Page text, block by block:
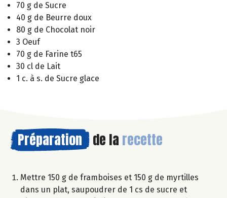
70 g de Sucre
40 g de Beurre doux
80 g de Chocolat noir
3 Oeuf
70 g de Farine t65
30 cl de Lait
1 c. à s. de Sucre glace
Préparation de la recette
Mettre 150 g de framboises et 150 g de myrtilles
dans un plat, saupoudrer de 1 cs de sucre et